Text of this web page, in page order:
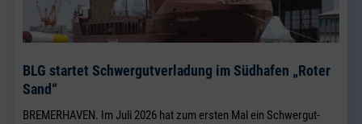
BLG startet Schwergutverladung im Südhafen „Roter
Sand“
BREMERHAVEN. Im Juli 2026 hat zum ersten Mal ein Schwergut-